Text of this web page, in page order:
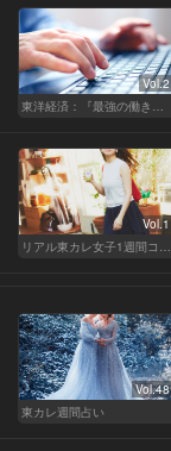
Vol.2
東洋経済：『最強の働き方』『一流の育て方』
Vol.1
リアル東カレ女子1週間コーデ
Vol.48
東カレ週間占い